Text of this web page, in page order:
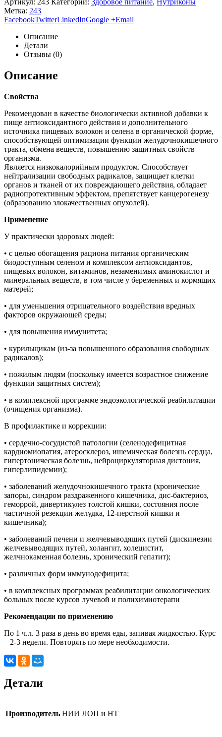
Артикул: 243 Категории: Здоровое питание, Нутриконы
Метка: 243
FacebookTwitterLinkedInGoogle +Email
Описание
Детали
Отзывы (0)
Описание
Свойства
Рекомендован в качестве биологически активной добавки к
пище антиоксидантного действия и дополнительного
источника пищевых волокон и селена в органической форме,
способствующей оптимизации функции желудочно­кишечного
тракта, обмена веществ, повышению защитных свойств
организма.
Является низкокалорийным продуктом. Способствует
нейтрализации свободных радикалов, защищает клетки
органов и тканей от их повреждающего действия, обладает
радиопротективным эффектом, препятствует канцерогенезу
(образованию злокачественных опухолей).
Применение
У практически здоровых людей:
• с целью обогащения рациона питания органическим
биодоступным селеном и комплексом антиоксидантов,
пищевых волокон, витаминов, незаменимых аминокислот и
минеральных веществ, в том числе у беременных и кормящих
матерей;
• для уменьшения отрицательного воздействия вредных
факторов окружающей среды;
• для повышения иммунитета;
• курильщикам (из-за повышенного образования свободных
радикалов);
• пожилым людям (поскольку имеется возрастное снижение
функции защитных систем);
• в комплексной программе эндоэкологической реабилитации
(очищения организма).
В профилактике и коррекции:
• сердечно-сосудистой патологии (селенодефицитная
кардиомиопатия, атеросклероз, ишемическая болезнь сердца,
гипертоническая болезнь, нейроциркуляторная дистония,
гиперлипидемии);
• заболеваний желудочно­кишечного тракта (хронические
запоры, синдром раздраженного кишечника, дис-бактериоз,
геморрой, дивертикулез толстой кишки, состояния после
частичной резекции желудка, 12-перстной кишки и
кишечника);
• заболеваний печени и желчевыводящих путей (дискинезии
желчевыводящих путей, холангит, холецистит,
желчнокаменная болезнь, хронический гепатит);
• различных форм иммунодефицита;
• в комплексных программах реабилитации онкологических
больных после курсов лучевой и полихимиотерапи
Рекомендации по применению
По 1 ч.л. 3 раза в день во время еды, запивая жидкостью. Курс
– 2-3 недели. Повторять по мере необходимости.
Детали
Производитель НИИ ЛОП и НТ